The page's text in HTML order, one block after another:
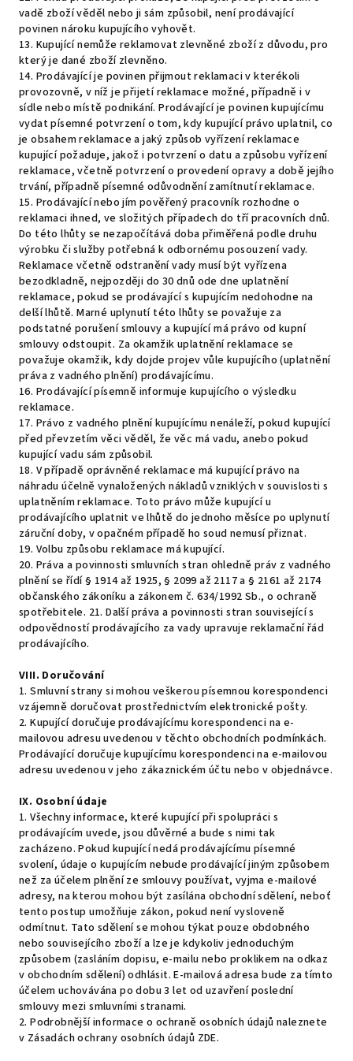
vadě zboží věděl nebo ji sám způsobil, není prodávající
povinen nároku kupujícího vyhovět.
13. Kupující nemůže reklamovat zlevněné zboží z důvodu, pro
který je dané zboží zlevněno.
14. Prodávající je povinen přijmout reklamaci v kterékoli
provozovně, v níž je přijetí reklamace možné, případně i v
sídle nebo místě podnikání. Prodávající je povinen kupujícímu
vydat písemné potvrzení o tom, kdy kupující právo uplatnil, co
je obsahem reklamace a jaký způsob vyřízení reklamace
kupující požaduje, jakož i potvrzení o datu a způsobu vyřízení
reklamace, včetně potvrzení o provedení opravy a době jejího
trvání, případně písemné odůvodnění zamítnutí reklamace.
15. Prodávající nebo jím pověřený pracovník rozhodne o
reklamaci ihned, ve složitých případech do tří pracovních dnů.
Do této lhůty se nezapočítává doba přiměřená podle druhu
výrobku či služby potřebná k odbornému posouzení vady.
Reklamace včetně odstranění vady musí být vyřízena
bezodkladně, nejpozději do 30 dnů ode dne uplatnění
reklamace, pokud se prodávající s kupujícím nedohodne na
delší lhůtě. Marné uplynutí této lhůty se považuje za
podstatné porušení smlouvy a kupující má právo od kupní
smlouvy odstoupit. Za okamžik uplatnění reklamace se
považuje okamžik, kdy dojde projev vůle kupujícího (uplatnění
práva z vadného plnění) prodávajícímu.
16. Prodávající písemně informuje kupujícího o výsledku
reklamace.
17. Právo z vadného plnění kupujícímu nenáleží, pokud kupující
před převzetím věci věděl, že věc má vadu, anebo pokud
kupující vadu sám způsobil.
18. V případě oprávněné reklamace má kupující právo na
náhradu účelně vynaložených nákladů vzniklých v souvislosti s
uplatněním reklamace. Toto právo může kupující u
prodávajícího uplatnit ve lhůtě do jednoho měsíce po uplynutí
záruční doby, v opačném případě ho soud nemusí přiznat.
19. Volbu způsobu reklamace má kupující.
20. Práva a povinnosti smluvních stran ohledně práv z vadného
plnění se řídí § 1914 až 1925, § 2099 až 2117 a § 2161 až 2174
občanského zákoníku a zákonem č. 634/1992 Sb., o ochraně
spotřebitele. 21. Další práva a povinnosti stran související s
odpovědností prodávajícího za vady upravuje reklamační řád
prodávajícího.
VIII. Doručování
1. Smluvní strany si mohou veškerou písemnou korespondenci
vzájemně doručovat prostřednictvím elektronické pošty.
2. Kupující doručuje prodávajícímu korespondenci na e-
mailovou adresu uvedenou v těchto obchodních podmínkách.
Prodávající doručuje kupujícímu korespondenci na e-mailovou
adresu uvedenou v jeho zákaznickém účtu nebo v objednávce.
IX. Osobní údaje
1. Všechny informace, které kupující při spolupráci s
prodávajícím uvede, jsou důvěrné a bude s nimi tak
zacházeno. Pokud kupující nedá prodávajícímu písemné
svolení, údaje o kupujícím nebude prodávající jiným způsobem
než za účelem plnění ze smlouvy používat, vyjma e-mailové
adresy, na kterou mohou být zasílána obchodní sdělení, neboť
tento postup umožňuje zákon, pokud není vysloveně
odmítnut. Tato sdělení se mohou týkat pouze obdobného
nebo souvisejícího zboží a lze je kdykoliv jednoduchým
způsobem (zasláním dopisu, e-mailu nebo proklikem na odkaz
v obchodním sdělení) odhlásit. E-mailová adresa bude za tímto
účelem uchovávána po dobu 3 let od uzavření poslední
smlouvy mezi smluvními stranami.
2. Podrobnější informace o ochraně osobních údajů naleznete
v Zásadách ochrany osobních údajů ZDE.